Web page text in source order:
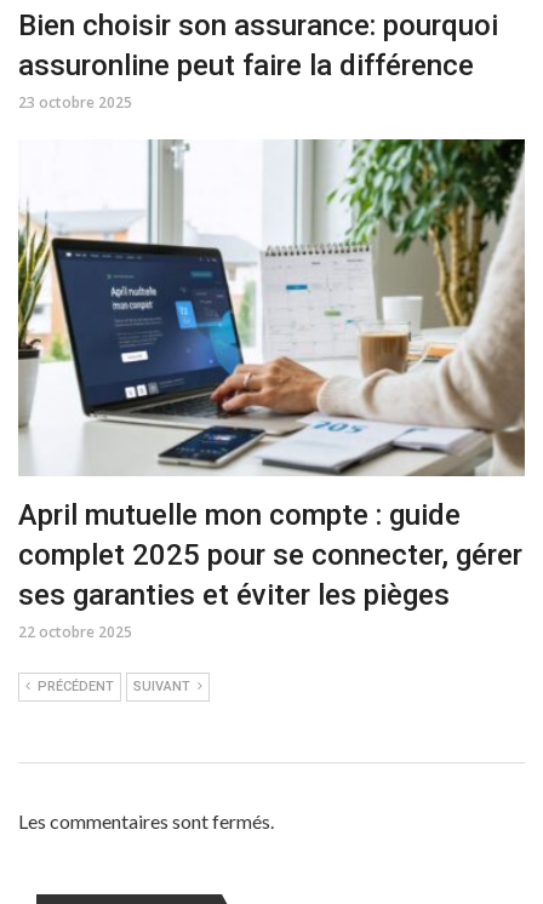
Bien choisir son assurance: pourquoi
assuronline peut faire la différence
23 octobre 2025
April mutuelle mon compte : guide
complet 2025 pour se connecter, gérer
ses garanties et éviter les pièges
22 octobre 2025
PRÉCÉDENT SUIVANT
Les commentaires sont fermés.